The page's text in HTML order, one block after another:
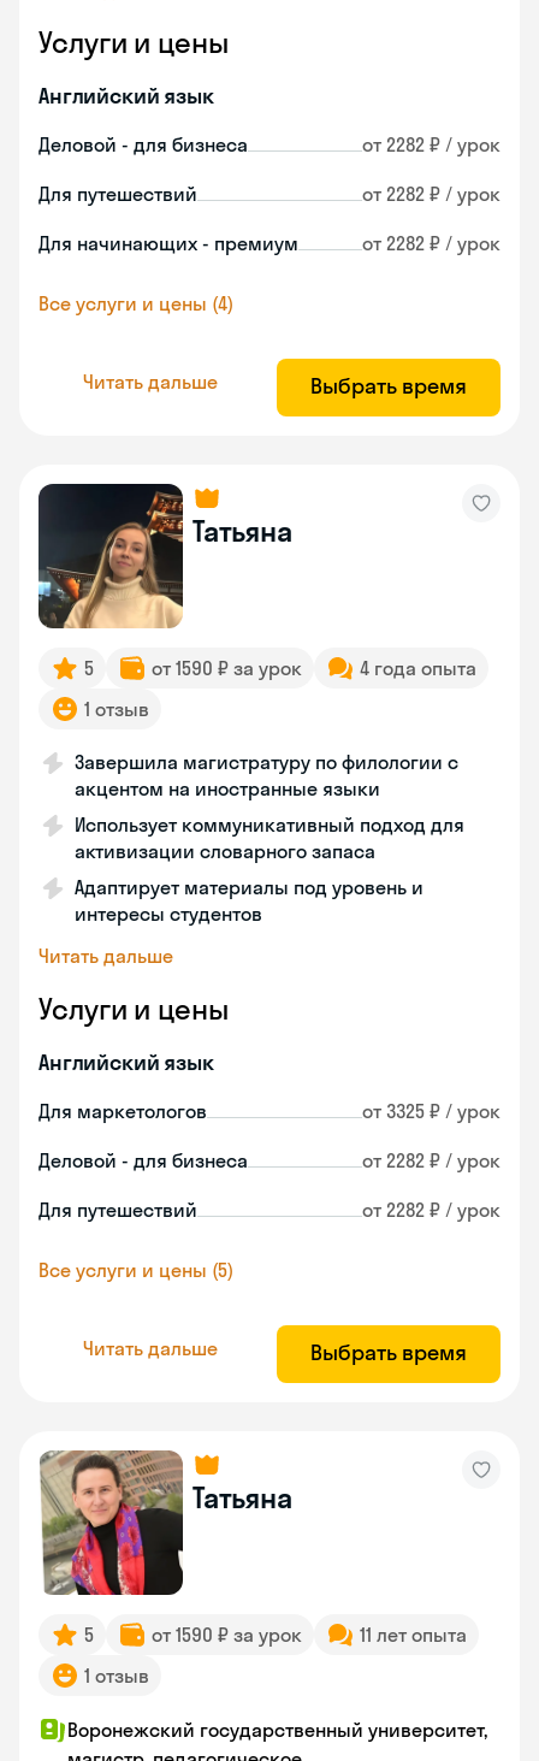
Услуги и цены
Английский язык
Деловой - для бизнеса от 2282 ₽ / урок
Для путешествий от 2282 ₽ / урок
Для начинающих - премиум от 2282 ₽ / урок
Все услуги и цены (4)
Читать дальше Выбрать время
Татьяна
5 от 1590 ₽ за урок
4 года опыта
1 отзыв
Завершила магистратуру по филологии с
акцентом на иностранные языки
Использует коммуникативный подход для
активизации словарного запаса
Адаптирует материалы под уровень и
интересы студентов
Читать дальше
Услуги и цены
Английский язык
Для маркетологов от 3325 ₽ / урок
Деловой - для бизнеса от 2282 ₽ / урок
Для путешествий от 2282 ₽ / урок
Все услуги и цены (5)
Читать дальше Выбрать время
Татьяна
5 от 1590 ₽ за урок
11 лет опыта
1 отзыв
Воронежский государственный университет,